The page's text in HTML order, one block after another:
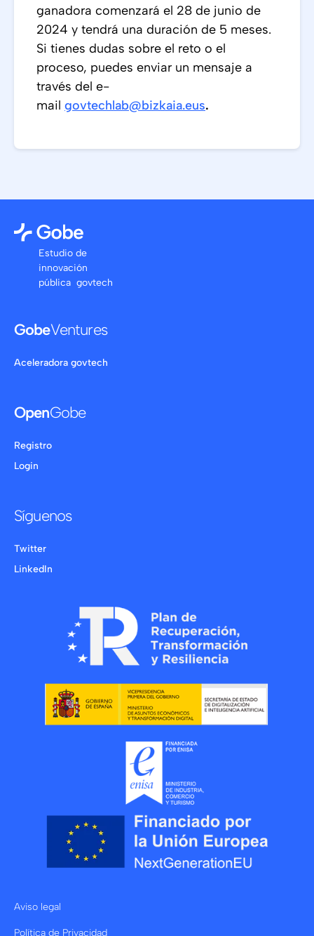
ganadora comenzará el 28 de junio de
2024 y tendrá una duración de 5 meses.
Si tienes dudas sobre el reto o el
proceso, puedes enviar un mensaje a
través del e-
mail govtechlab@bizkaia.eus.
Estudio de
innovación
pública govtech
GobeVentures
Aceleradora govtech
OpenGobe
Registro
Login
Síguenos
Twitter
LinkedIn
Aviso legal
Política de Privacidad